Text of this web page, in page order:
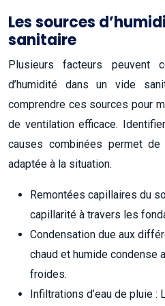
Les sources
sanitaire
Plusieurs facteurs peuvent
d’humidité dans un vide
comprendre ces sources pour
de ventilation efficace.
causes combinées permet
adaptée à la situation.
Remontées capillaires du
capillarité à travers les
Condensation due aux
chaud et humide condense
froides.
Infiltrations d’eau de pluie :